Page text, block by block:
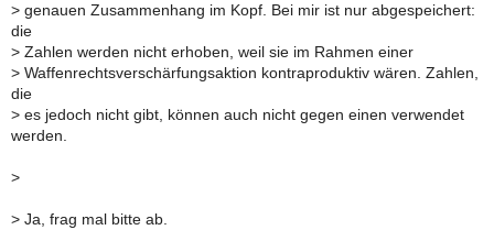
> genauen Zusammenhang im Kopf. Bei mir ist nur abgespeichert:
die
> Zahlen werden nicht erhoben, weil sie im Rahmen einer
> Waffenrechtsverschärfungsaktion kontraproduktiv wären. Zahlen,
die
> es jedoch nicht gibt, können auch nicht gegen einen verwendet
werden.
>
> Ja, frag mal bitte ab.